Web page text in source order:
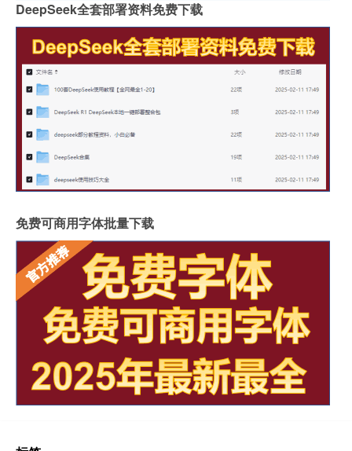
DeepSeek全套部署资料免费下载
免费可商用字体批量下载